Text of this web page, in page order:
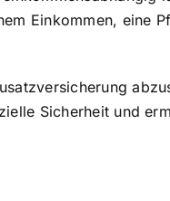
Einkommen, eine
Sicherheit und